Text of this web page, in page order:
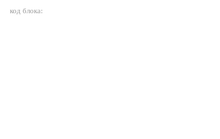
код блока: